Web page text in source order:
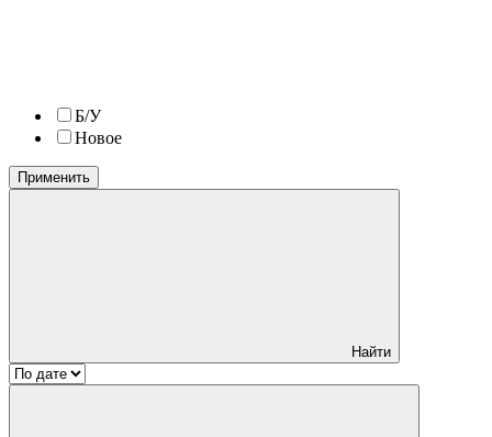
Б/У
Новое
Применить
Найти